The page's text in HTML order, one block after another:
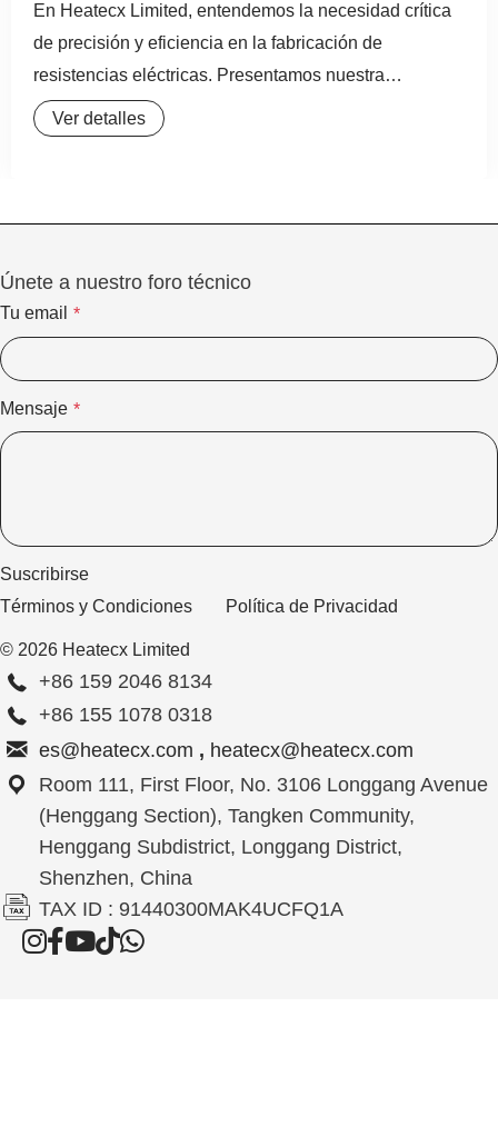
En Heatecx Limited, entendemos la necesidad crítica
de precisión y eficiencia en la fabricación de
resistencias eléctricas. Presentamos nuestra
innovadora máquina llenadora de polvo de MgO para
tubos planos, una solución de vanguardia diseñada
Ver detalles
Únete a nuestro foro técnico
Tu email *
Mensaje *
Suscribirse
Términos y Condiciones
Política de Privacidad
© 2026 Heatecx Limited
+86 159 2046 8134
+86 155 1078 0318
es@heatecx.com , heatecx@heatecx.com
Room 111, First Floor, No. 3106 Longgang Avenue
(Henggang Section), Tangken Community,
Henggang Subdistrict, Longgang District,
Shenzhen, China
TAX ID : 91440300MAK4UCFQ1A